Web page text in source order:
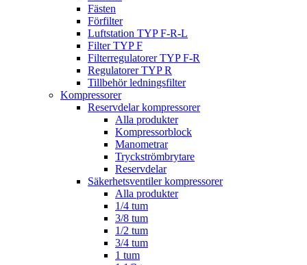
Fästen
Förfilter
Luftstation TYP F-R-L
Filter TYP F
Filterregulatorer TYP F-R
Regulatorer TYP R
Tillbehör ledningsfilter
Kompressorer
Reservdelar kompressorer
Alla produkter
Kompressorblock
Manometrar
Tryckströmbrytare
Reservdelar
Säkerhetsventiler kompressorer
Alla produkter
1/4 tum
3/8 tum
1/2 tum
3/4 tum
1 tum